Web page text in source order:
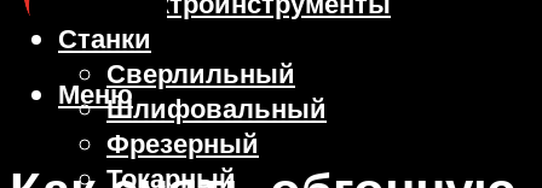
Станки
Сверлильный
Шлифовальный
Фрезерный
Токарный
Меню